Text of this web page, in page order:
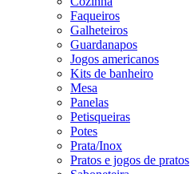
Faqueiros
Galheteiros
Guardanapos
Jogos americanos
Kits de banheiro
Mesa
Panelas
Petisqueiras
Potes
Prata/Inox
Pratos e jogos de pratos